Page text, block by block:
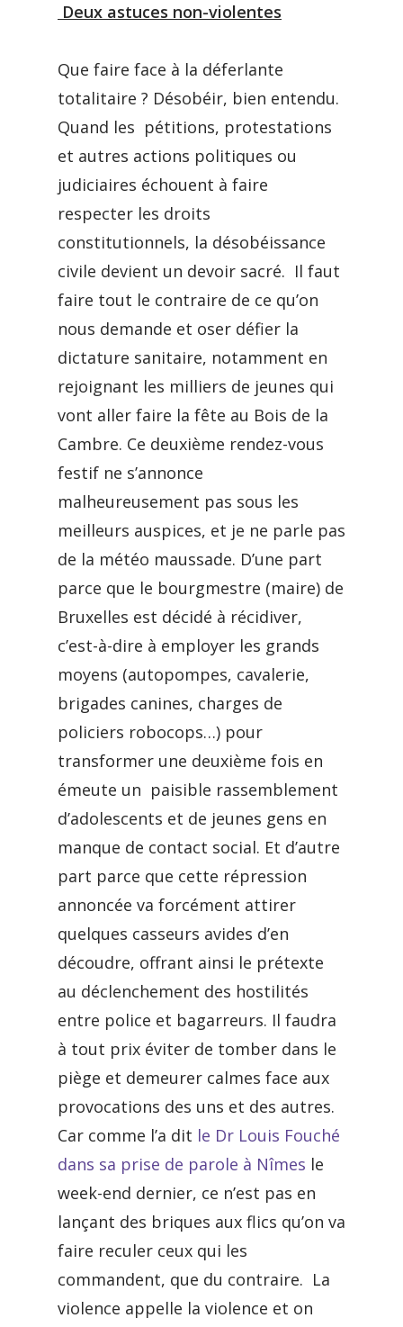
Deux astuces non-violentes
Que faire face à la déferlante
totalitaire ? Désobéir, bien entendu.
Quand les pétitions, protestations
et autres actions politiques ou
judiciaires échouent à faire
respecter les droits
constitutionnels, la désobéissance
civile devient un devoir sacré. Il faut
faire tout le contraire de ce qu’on
nous demande et oser défier la
dictature sanitaire, notamment en
rejoignant les milliers de jeunes qui
vont aller faire la fête au Bois de la
Cambre. Ce deuxième rendez-vous
festif ne s’annonce
malheureusement pas sous les
meilleurs auspices, et je ne parle pas
de la météo maussade. D’une part
parce que le bourgmestre (maire) de
Bruxelles est décidé à récidiver,
c’est-à-dire à employer les grands
moyens (autopompes, cavalerie,
brigades canines, charges de
policiers robocops…) pour
transformer une deuxième fois en
émeute un paisible rassemblement
d’adolescents et de jeunes gens en
manque de contact social. Et d’autre
part parce que cette répression
annoncée va forcément attirer
quelques casseurs avides d’en
découdre, offrant ainsi le prétexte
au déclenchement des hostilités
entre police et bagarreurs. Il faudra
à tout prix éviter de tomber dans le
piège et demeurer calmes face aux
provocations des uns et des autres.
Car comme l’a dit le Dr Louis Fouché
dans sa prise de parole à Nîmes le
week-end dernier, ce n’est pas en
lançant des briques aux flics qu’on va
faire reculer ceux qui les
commandent, que du contraire. La
violence appelle la violence et on